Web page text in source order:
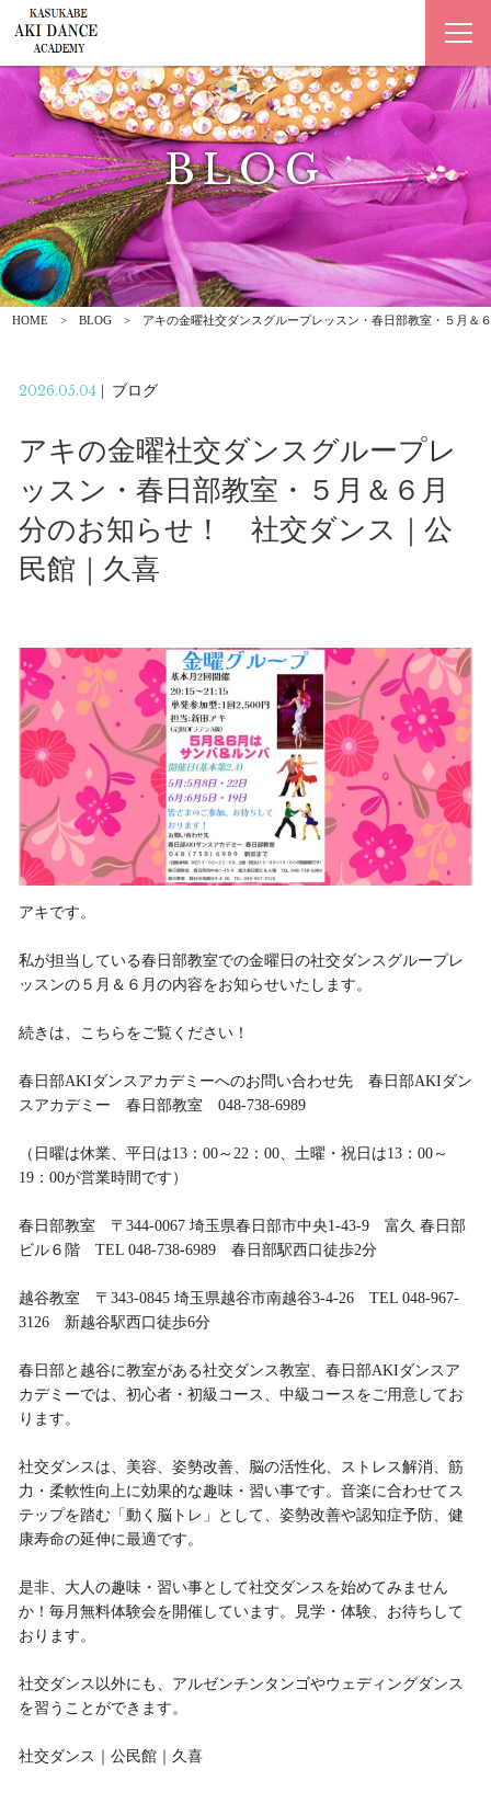
BLOG
ブログ
HOME BLOG アキの金曜社交ダンスグループレッスン・春日部教室・５月
2026.05.04| ブログ
アキの金曜社交ダンスグループレ
ッスン・春日部教室・５月＆６月
分のお知らせ！ 社交ダンス｜公
民館｜久喜
アキです。
私が担当している春日部教室での金曜日の社交ダンスグループレ
ッスンの５月＆６月の内容をお知らせいたします。
続きは、こちらをご覧ください！
春日部AKIダンスアカデミーへのお問い合わせ先 春日部AKIダン
スアカデミー 春日部教室 048-738-6989
（日曜は休業、平日は13：00～22：00、土曜・祝日は13：00～
19：00が営業時間です）
春日部教室 〒344-0067 埼玉県春日部市中央1-43-9 富久 春日部
ビル６階 TEL 048-738-6989 春日部駅西口徒歩2分
越谷教室 〒343-0845 埼玉県越谷市南越谷3-4-26 TEL 048-967-
3126 新越谷駅西口徒歩6分
春日部と越谷に教室がある社交ダンス教室、春日部AKIダンスア
カデミーでは、初心者・初級コース、中級コースをご用意してお
ります。
社交ダンスは、美容、姿勢改善、脳の活性化、ストレス解消、筋
力・柔軟性向上に効果的な趣味・習い事です。音楽に合わせてス
テップを踏む「動く脳トレ」として、姿勢改善や認知症予防、健
康寿命の延伸に最適です。
是非、大人の趣味・習い事として社交ダンスを始めてみません
か！毎月無料体験会を開催しています。見学・体験、お待ちして
おります。
社交ダンス以外にも、アルゼンチンタンゴやウェディングダンス
を習うことができます。
社交ダンス｜公民館｜久喜